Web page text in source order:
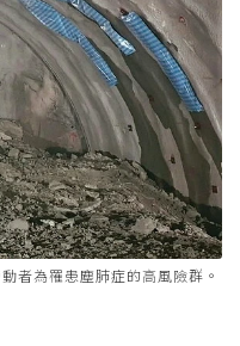
者為罹患塵肺症的高風險群。